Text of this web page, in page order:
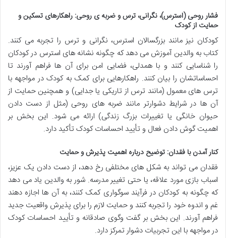
فشار روحی (استرس)، نگرانی، ترس و ضربه ی روحی: راهکارهای تسکین و
حمایت از کودک
کودکان نیز مانند بزرگسالان استرس، نگرانی و ترس را تجربه می کنند.
کتاب به والدین آموزش می دهد که چگونه نشانه های استرس در کودکان
را شناسایی کنند و با همدلی، فضایی امن برای آن ها فراهم آورند تا
احساساتشان را بیان کنند. راهکارهایی برای کمک به کودک در مواجهه با
ترس های معمول (مانند ترس از تاریکی یا جدایی) و همچنین حمایت از
آن ها در شرایط دشوارتر مانند ضربه های روحی (مثل از دست دادن
حیوان خانگی یا تغییرات بزرگ زندگی) ارائه می شود. این بخش بر
اهمیت گوش دادن فعال و تأیید احساسات کودک تأکید دارد.
کنار آمدن با فقدان: توضیح درباره اهمیت پذیرش و حمایت
فقدان می تواند به شکل های مختلفی رخ دهد، از دست دادن یک عزیز،
اسباب بازی مورد علاقه، یا حتی تغییر مدرسه. شور به والدین یاد می دهد
که چگونه به کودکان در فرآیند سوگواری کمک کنند، به آن ها اجازه دهند
غم و اندوه خود را تجربه کنند و حمایت لازم را برای پذیرش واقعیت جدید
فراهم آورند. این بخش بر گفت وگوی صادقانه و تأیید احساسات کودک
در مواجهه با این تجربیات دشوار تمرکز دارد.